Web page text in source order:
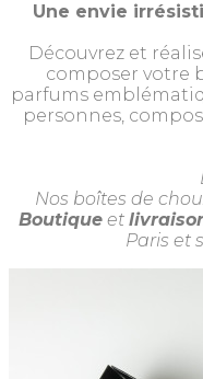
Une envie
Découvrez et
composer votre
parfums
personnes,
Nos boîtes de
Boutiqueet
Paris et